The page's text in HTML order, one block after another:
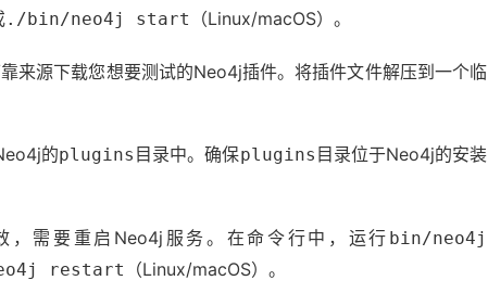
./bin/neo4j start （Linux/macOS）。
来源下载您想要测试的Neo4j插件。将插件文件解压到一个临
的plugins 目录中。确保plugins 目录位于Neo4j的安装
，需要重启Neo4j服务。在命令行中，运行 bin/neo4j
restart （Linux/macOS）。